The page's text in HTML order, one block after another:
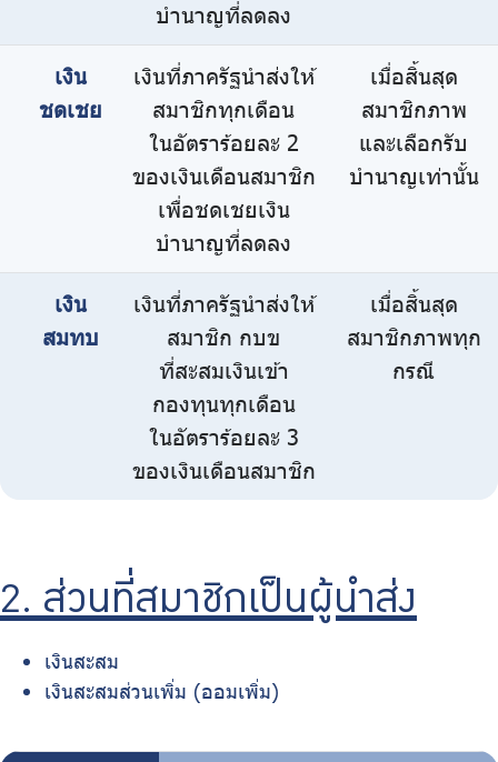
บำนาญที่ลดลง
เงิน
ชดเชย
เงินที่ภาครัฐนำส่งให้
สมาชิกทุกเดือน
ในอัตราร้อยละ 2
ของเงินเดือนสมาชิก
เพื่อชดเชยเงิน
บำนาญที่ลดลง
เมื่อสิ้นสุด
สมาชิกภาพ
และเลือกรับ
บำนาญเท่านั้น
เงิน
สมทบ
เงินที่ภาครัฐนำส่งให้
สมาชิก กบข
ที่สะสมเงินเข้า
กองทุนทุกเดือน
ในอัตราร้อยละ 3
ของเงินเดือนสมาชิก
เมื่อสิ้นสุด
สมาชิกภาพทุก
กรณี
2. ส่วนที่สมาชิกเป็นผู้นำส่ง
เงินสะสม
เงินสะสมส่วนเพิ่ม (ออมเพิ่ม)